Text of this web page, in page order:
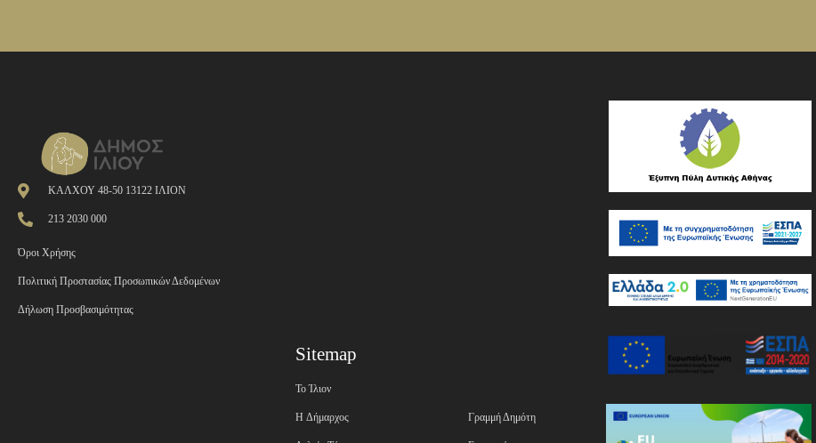
ΚΑΛΧΟΥ 48-50 13122 ΙΛΙΟΝ
213 2030 000
Όροι Χρήσης
Πολιτική Προστασίας Προσωπικών Δεδομένων
Δήλωση Προσβασιμότητας
Sitemap
Το Ίλιον
H Δήμαρχος Γραμμή Δημότη